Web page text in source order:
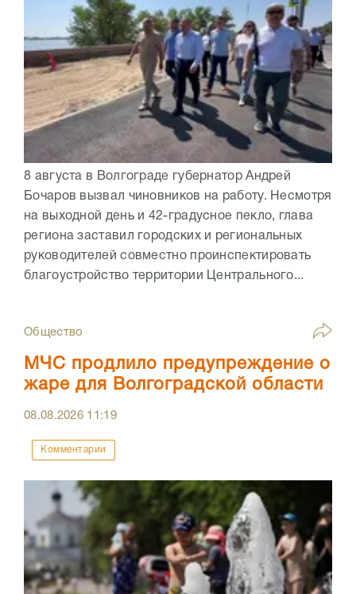
8 августа в Волгограде губернатор Андрей
Бочаров вызвал чиновников на работу. Несмотря
на выходной день и 42-градусное пекло, глава
региона заставил городских и региональных
руководителей совместно проинспектировать
благоустройство территории Центрального...
Общество
МЧС продлило предупреждение о
жаре для Волгоградской области
08.08.2026 11:19
Комментарии